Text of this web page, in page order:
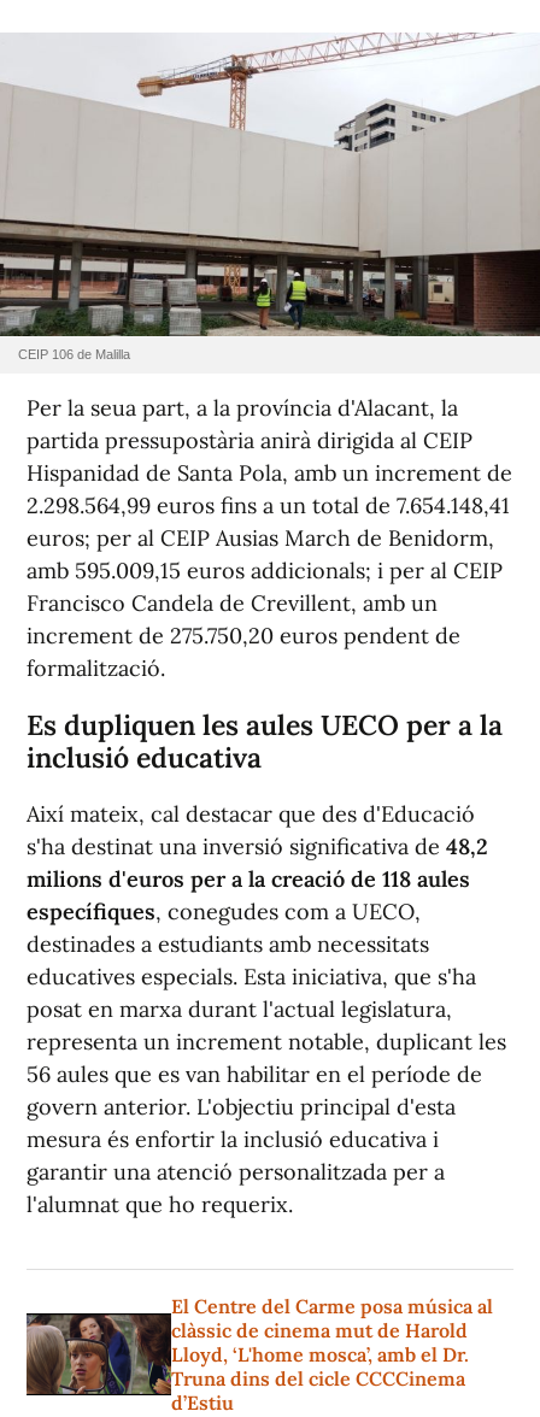
CEIP 106 de Malilla
Per la seua part, a la província d'Alacant, la
partida pressupostària anirà dirigida al CEIP
Hispanidad de Santa Pola, amb un increment de
2.298.564,99 euros fins a un total de 7.654.148,41
euros; per al CEIP Ausias March de Benidorm,
amb 595.009,15 euros addicionals; i per al CEIP
Francisco Candela de Crevillent, amb un
increment de 275.750,20 euros pendent de
formalització.
Es dupliquen les aules UECO per a la
inclusió educativa
Així mateix, cal destacar que des d'Educació
s'ha destinat una inversió significativa de 48,2
milions d'euros per a la creació de 118 aules
específiques, conegudes com a UECO,
destinades a estudiants amb necessitats
educatives especials. Esta iniciativa, que s'ha
posat en marxa durant l'actual legislatura,
representa un increment notable, duplicant les
56 aules que es van habilitar en el període de
govern anterior. L'objectiu principal d'esta
mesura és enfortir la inclusió educativa i
garantir una atenció personalitzada per a
l'alumnat que ho requerix.
El Centre del Carme posa música al
clàssic de cinema mut de Harold
Lloyd, ‘L'home mosca’, amb el Dr.
Truna dins del cicle CCCCinema
d’Estiu